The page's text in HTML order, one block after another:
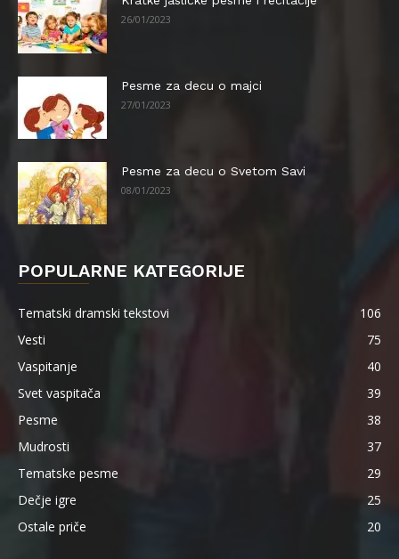
26/01/2023
Pesme za decu o majci
27/01/2023
Pesme za decu o Svetom Savi
08/01/2023
POPULARNE KATEGORIJE
Tematski dramski tekstovi
106
Vesti
75
Vaspitanje
40
Svet vaspitača
39
Pesme
38
Mudrosti
37
Tematske pesme
29
Dečje igre
25
Ostale priče
20